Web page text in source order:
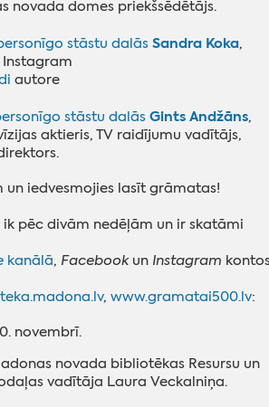
novada domes priekšsēdētājs.
stāstu dalās Sandra Koka,
autore
stāstu dalās Gints Andžāns,
aktieris, TV raidījumu vadītājs,
un iedvesmojies lasīt grāmatas!
pēc divām nedēļām un ir skatāmi
kanālā, Facebookun Instagram
, www.gramatai500.lv:
novembrī.
novada bibliotēkas Resursu un
vadītāja Laura Veckalniņa.